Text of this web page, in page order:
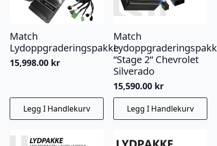
Match
Lydoppgraderingspakke
15,998.00 kr
Legg I Handlekurv
Match
“Stage 2“ Chevrolet
Silverado
15,590.00 kr
Legg I Handlekurv